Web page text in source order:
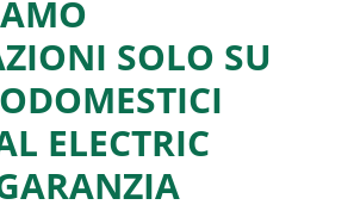
SOLO SU
ELECTRIC